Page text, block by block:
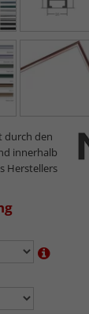
durch den
innerhalb
Herstellers